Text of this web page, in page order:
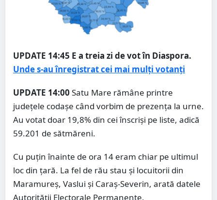
UPDATE 14:45 E a treia zi de vot în Diaspora.
Unde s-au înregistrat cei mai mulți votanți
UPDATE 14:00 Satu Mare rămâne printre
județele codașe când vorbim de prezența la urne.
Au votat doar 19,8% din cei înscriși pe liste, adică
59.201 de sătmăreni.
Cu puțin înainte de ora 14 eram chiar pe ultimul
loc din țară. La fel de rău stau și locuitorii din
Maramureș, Vaslui și Caraș-Severin, arată datele
Autorității Electorale Permanente.